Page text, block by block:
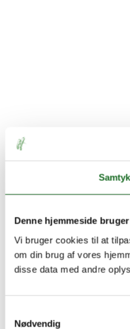
Denne hjemmeside
Vi bruger cookies til at
om din brug af vores
disse data med andre
Nødvendig